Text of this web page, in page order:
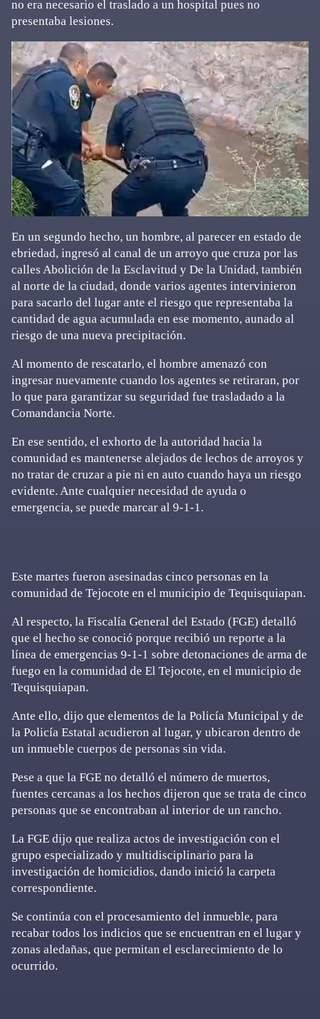
no era necesario el traslado a un hospital pues no
presentaba lesiones.
En un segundo hecho, un hombre, al parecer en estado de
ebriedad, ingresó al canal de un arroyo que cruza por las
calles Abolición de la Esclavitud y De la Unidad, también
al norte de la ciudad, donde varios agentes intervinieron
para sacarlo del lugar ante el riesgo que representaba la
cantidad de agua acumulada en ese momento, aunado al
riesgo de una nueva precipitación.
Al momento de rescatarlo, el hombre amenazó con
ingresar nuevamente cuando los agentes se retiraran, por
lo que para garantizar su seguridad fue trasladado a la
Comandancia Norte.
En ese sentido, el exhorto de la autoridad hacia la
comunidad es mantenerse alejados de lechos de arroyos y
no tratar de cruzar a pie ni en auto cuando haya un riesgo
evidente. Ante cualquier necesidad de ayuda o
emergencia, se puede marcar al 9-1-1.
Este martes fueron asesinadas cinco personas en la
comunidad de Tejocote en el municipio de Tequisquiapan.
Al respecto, la Fiscalía General del Estado (FGE) detalló
que el hecho se conoció porque recibió un reporte a la
línea de emergencias 9-1-1 sobre detonaciones de arma de
fuego en la comunidad de El Tejocote, en el municipio de
Tequisquiapan.
Ante ello, dijo que elementos de la Policía Municipal y de
la Policía Estatal acudieron al lugar, y ubicaron dentro de
un inmueble cuerpos de personas sin vida.
Pese a que la FGE no detalló el número de muertos,
fuentes cercanas a los hechos dijeron que se trata de cinco
personas que se encontraban al interior de un rancho.
La FGE dijo que realiza actos de investigación con el
grupo especializado y multidisciplinario para la
investigación de homicidios, dando inició la carpeta
correspondiente.
Se continúa con el procesamiento del inmueble, para
recabar todos los indicios que se encuentran en el lugar y
zonas aledañas, que permitan el esclarecimiento de lo
ocurrido.